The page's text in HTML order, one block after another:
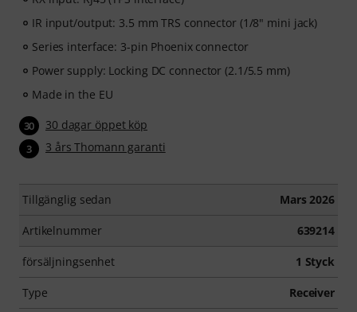
IR input/output: 3.5 mm TRS connector (1/8" mini jack)
Series interface: 3-pin Phoenix connector
Power supply: Locking DC connector (2.1/5.5 mm)
Made in the EU
30 30 dagar öppet köp
3 3 års Thomann garanti
Tillgänglig sedan Mars 2026
Artikelnummer 639214
försäljningsenhet 1 Styck
Type Receiver